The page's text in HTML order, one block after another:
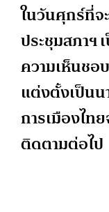
ในวันศุกร์ที่จ
ประชุมสภาฯ
ความเห็นชอ
แต่งตั้งเป็น
การเมืองไท
ติดตามต่อไป